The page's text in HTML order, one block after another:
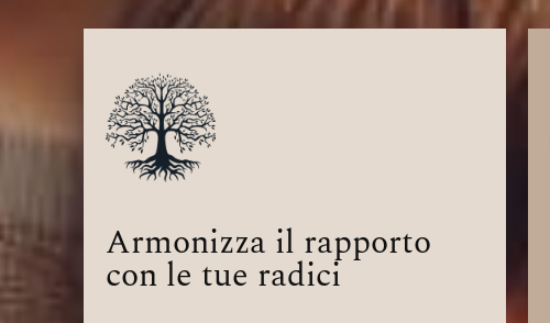
Armonizza il rapporto
con le tue radici